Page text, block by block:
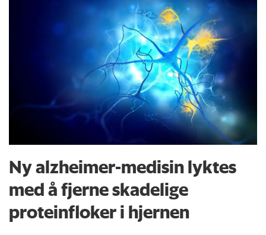
Ny alzheimer-medisin lyktes
med å fjerne skadelige
proteinfloker i hjernen